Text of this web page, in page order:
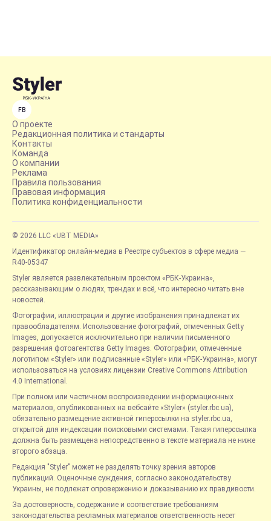
FB
О проекте
Редакционная политика и стандарты
Контакты
Команда
О компании
Реклама
Правила пользования
Правовая информация
Политика конфиденциальности
© 2026 LLC «UBT MEDIA»
Идентификатор онлайн-медиа в Реестре субъектов в сфере медиа —
R40-05347
Styler является развлекательным проектом «РБК-Украина»,
рассказывающим о людях, трендах и всё, что интересно читать вне
новостей.
Фотографии, иллюстрации и другие изображения принадлежат их
правообладателям. Использование фотографий, отмеченных Getty
Images, допускается исключительно при наличии письменного
разрешения фотоагентства Getty Images. Фотографии, отмеченные
логотипом «Styler» или подписанные «Styler» или «РБК-Украина», могут
использоваться на условиях лицензии Creative Commons Attribution
4.0 International.
При полном или частичном воспроизведении информационных
материалов, опубликованных на вебсайте «Styler» (styler.rbc.ua),
обязательно размещение активной гиперссылки на styler.rbc.ua,
открытой для индексации поисковыми системами. Такая гиперссылка
должна быть размещена непосредственно в тексте материала не ниже
второго абзаца.
Редакция "Styler" может не разделять точку зрения авторов
публикаций. Оценочные суждения, согласно законодательству
Украины, не подлежат опровержению и доказыванию их правдивости.
За достоверность, содержание и соответствие требованиям
законодательства рекламных материалов ответственность несет